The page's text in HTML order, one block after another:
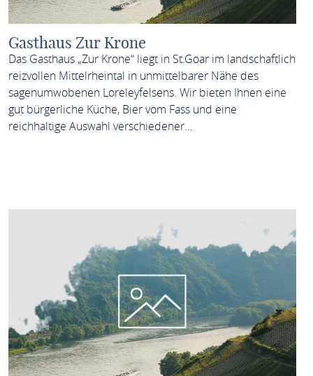
Gasthaus Zur Krone
Das Gasthaus „Zur Krone“ liegt in St.Goar im landschaftlich
reizvollen Mittelrheintal in unmittelbarer Nähe des
sagenumwobenen Loreleyfelsens. Wir bieten Ihnen eine
gut bürgerliche Küche, Bier vom Fass und eine
reichhaltige Auswahl verschiedener…